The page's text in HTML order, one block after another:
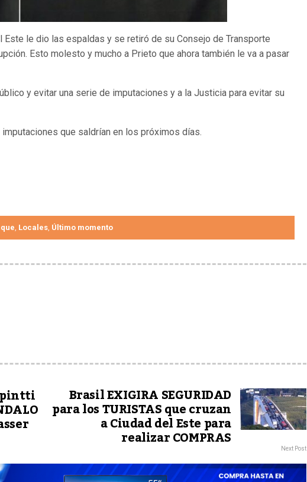
Este le dio las espaldas y se retiró de su Consejo de Transporte
Esto molesto y mucho a Prieto que ahora también le va a pasar
y evitar una serie de imputaciones y a la Justicia para evitar su
que saldrían en los próximos días.
, Locales, Último momento
Brasil EXIGIRA SEGURIDAD
para los TURISTAS que cruzan
a Ciudad del Este para
realizar COMPRAS Next Post